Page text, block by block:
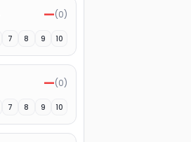
—(0)
7 8 9 10
—(0)
7 8 9 10